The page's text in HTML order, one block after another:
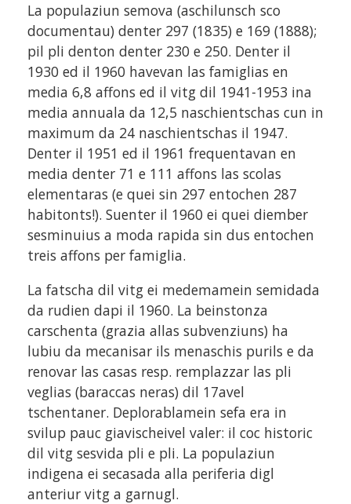
La populaziun semova (aschilunsch sco
documentau) denter 297 (1835) e 169 (1888);
pil pli denton denter 230 e 250. Denter il
1930 ed il 1960 havevan las famiglias en
media 6,8 affons ed il vitg dil 1941-1953 ina
media annuala da 12,5 naschientschas cun in
maximum da 24 naschientschas il 1947.
Denter il 1951 ed il 1961 frequentavan en
media denter 71 e 111 affons las scolas
elementaras (e quei sin 297 entochen 287
habitonts!). Suenter il 1960 ei quei diember
sesminuius a moda rapida sin dus entochen
treis affons per famiglia.
La fatscha dil vitg ei medemamein semidada
da rudien dapi il 1960. La beinstonza
carschenta (grazia allas subvenziuns) ha
lubiu da mecanisar ils menaschis purils e da
renovar las casas resp. remplazzar las pli
veglias (baraccas neras) dil 17avel
tschentaner. Deplorablamein sefa era in
svilup pauc giavischeivel valer: il coc historic
dil vitg sesvida pli e pli. La populaziun
indigena ei secasada alla periferia digl
anteriur vitg a garnugl.